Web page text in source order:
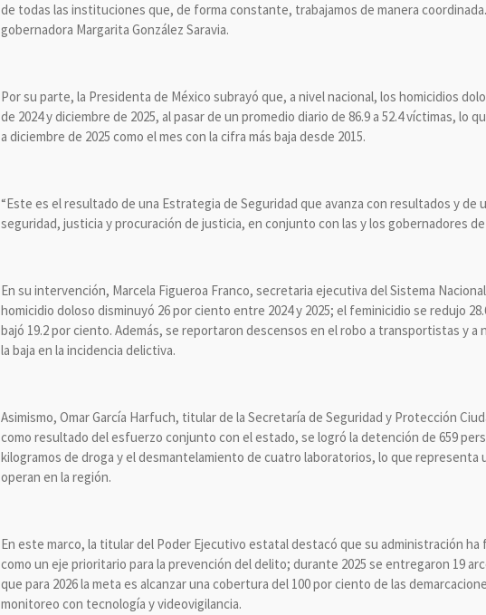
de todas las instituciones que, de forma constante, trabajamos de manera
gobernadora Margarita González Saravia.
Por su parte, la Presidenta de México subrayó que, a nivel nacional, los homicidios
de 2024 y diciembre de 2025, al pasar de un promedio diario de 86.9 a 52.4 víctimas, lo
a diciembre de 2025 como el mes con la cifra más baja desde 2015.
“Este es el resultado de una Estrategia de Seguridad que avanza con resultados y
seguridad, justicia y procuración de justicia, en conjunto con las y los gobernadores
En su intervención, Marcela Figueroa Franco, secretaria ejecutiva del Sistema
homicidio doloso disminuyó 26 por ciento entre 2024 y 2025; el feminicidio se redujo
bajó 19.2 por ciento. Además, se reportaron descensos en el robo a transportistas y
la baja en la incidencia delictiva.
Asimismo, Omar García Harfuch, titular de la Secretaría de Seguridad y Protección
como resultado del esfuerzo conjunto con el estado, se logró la detención de 659
kilogramos de droga y el desmantelamiento de cuatro laboratorios, lo que
operan en la región.
En este marco, la titular del Poder Ejecutivo estatal destacó que su administración
como un eje prioritario para la prevención del delito; durante 2025 se entregaron 19
que para 2026 la meta es alcanzar una cobertura del 100 por ciento de las
monitoreo con tecnología y videovigilancia.